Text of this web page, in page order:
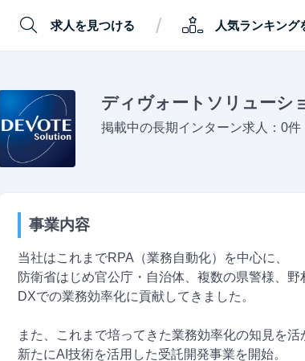
求人を見つける / 人気ランキング
ディヴォートソリューシ
掲載中の長期インターン求人：0件
事業内容
当社はこれまでRPA（業務自動化）を中心に、
防衛省はじめ官公庁・自治体、複数の県警様、野
DXでの業務効率化に貢献してきました。
また、これまで培ってきた業務効率化の知見を活
新たにAI技術を活用した受託開発事業を開始。